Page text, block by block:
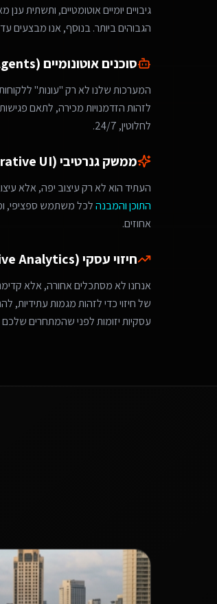
גיבויים יומיים אוטומטיים, ותשתית
הגבוהים ביותר. בנוסף, אנו מבצעים
סוכנים אוטונומיים (Autonomous Agents)
המערכות שלנו לא רק "עונות"
לחלוטין, 24/7.
ממשק גנרטיבי (Generative UI)
העתיד הוא לא רק עיצוב יפה, אלא
התוכן והמבנהלכל משתמש ספציפי,
אחוזים.
חיזוי עסקי (Predictive Analytics)
אנחנו לא מסתכלים אחורה, אלא
של חיזוי כדי לזהות מגמות עתידיות,
עסקיות יזומות לפני שהמתחרים שלכם